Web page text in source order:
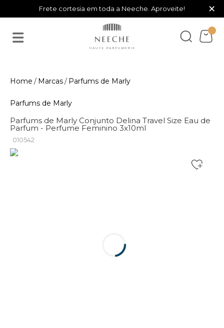
Frete cortesia em toda a Neeche. Aproveite! ×
Marcas Parfums de Marly
Parfums de Marly
Parfums de Marly Conjunto Delina Travel Size Eau de
Parfum - Perfume Feminino 3x10ml
010542